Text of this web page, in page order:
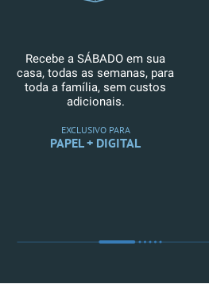
Recebe a SÁBADO em sua
casa, todas as semanas, para
toda a família, sem custos
adicionais.
EXCLUSIVO PARA
PAPEL + DIGITAL